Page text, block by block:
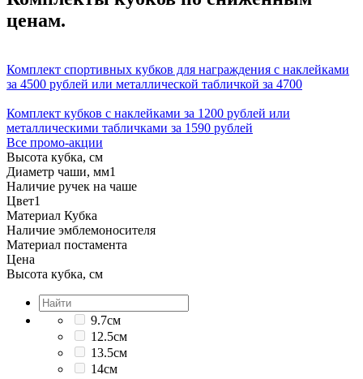
ценам.
Комплект спортивных кубков для награждения с наклейками
за 4500 рублей или металлической табличкой за 4700
Комплект кубков с наклейками за 1200 рублей или
металлическими табличками за 1590 рублей
Все промо-акции
Высота кубка, см
Диаметр чаши, мм1
Наличие ручек на чаше
Цвет1
Материал Кубка
Наличие эмблемоносителя
Материал постамента
Цена
Высота кубка, см
9.7см
12.5см
13.5см
14см